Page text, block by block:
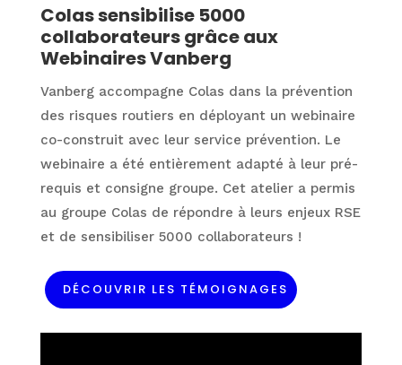
Colas sensibilise 5000
collaborateurs grâce aux
Webinaires Vanberg
Vanberg accompagne Colas dans la prévention
des risques routiers en déployant un webinaire
co-construit avec leur service prévention. Le
webinaire a été entièrement adapté à leur pré-
requis et consigne groupe. Cet atelier a permis
au groupe Colas de répondre à leurs enjeux RSE
et de sensibiliser 5000 collaborateurs !
DÉCOUVRIR LES TÉMOIGNAGES